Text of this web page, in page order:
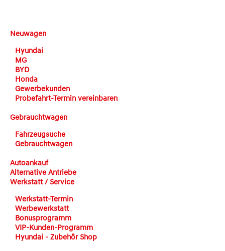
Neuwagen
Hyundai
MG
BYD
Honda
Gewerbekunden
Probefahrt-Termin vereinbaren
Gebrauchtwagen
Fahrzeugsuche
Gebrauchtwagen
Autoankauf
Alternative Antriebe
Werkstatt / Service
Werkstatt-Termin
Werbewerkstatt
Bonusprogramm
VIP-Kunden-Programm
Hyundai - Zubehör Shop